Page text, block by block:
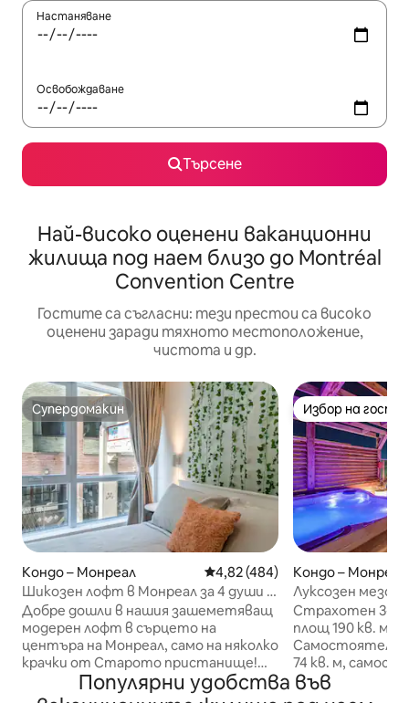
Настаняване
Освобождаване
Търсене
Най-високо оценени ваканционни
жилища под наем близо до Montréal
Convention Centre
Гостите са съгласни: тези престои са високо
оценени заради тяхното местоположение,
чистота и др.
Супердомакин
Супердомакин
Кондо – Монреал Средна оценка: 4,82 от 5,
4,82 (484)
Шикозен лофт в Монреал за 4 души l
Разходка до старото пристанище
Добре дошли в нашия зашеметяващ
модерен лофт в сърцето на
центъра на Монреал, само на няколко
крачки от Старото пристанище!
Този стилен лофт може да се
похвали с изискан отворен дизайн,
Избор на
Избор на
Кондо – Монреал
Луксозен
града с частен
много популярен
Страхотен 3-
площ 190 кв. м в
Самостоятелен
74 кв. м,
хидромасажна
барбекю,
Популярни удобства във